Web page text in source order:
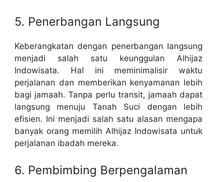
5. Penerbangan Langsung
Keberangkatan dengan penerbangan langsung
menjadi salah satu keunggulan Alhijaz
Indowisata. Hal ini meminimalisir waktu
perjalanan dan memberikan kenyamanan lebih
bagi jamaah. Tanpa perlu transit, jamaah dapat
langsung menuju Tanah Suci dengan lebih
efisien. Ini menjadi salah satu alasan mengapa
banyak orang memilih Alhijaz Indowisata untuk
perjalanan ibadah mereka.
6. Pembimbing Berpengalaman